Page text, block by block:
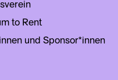
to Rent
und Sponsor*innen